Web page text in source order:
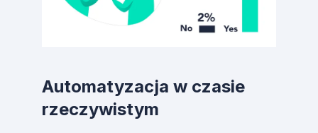
Automatyzacja w czasie
rzeczywistym